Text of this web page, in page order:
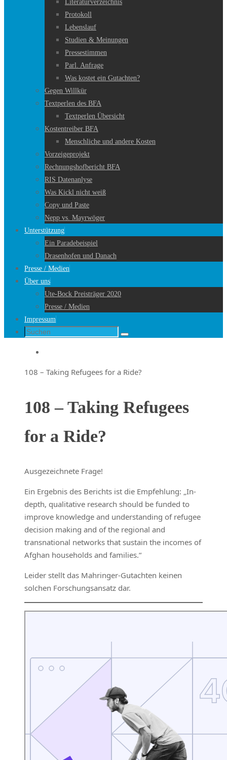
Literaturverzeichnis
Protokoll
Lebenslauf
Studien & Meinungen
Pressestimmen
Parl. Anfrage
Was kostet ein Gutachten?
Gegen Willkür
Textperlen des BFA
Textperlen Übersicht
Kostentreiber BFA
Menschliche und andere Kosten
Vorzeigeprojekt
Rechnungshofbericht BFA
RIS Datenanlyse
Was Kickl nicht weiß
Copy und Paste
Nepp vs. Mayrwöger
Unterstützung
Ein Paradebeispiel
Drasenhofen und Danach
Presse / Medien
Über uns
Ute-Bock Preisträger 2020
Presse / Medien
Impressum
Suche
Suchen
Startseite
108 – Taking Refugees for a Ride?
108 – Taking Refugees
for a Ride?
Ausgezeichnete Frage!
Ein Ergebnis des Berichts ist die Empfehlung: „In-
depth, qualitative research should be funded to
improve knowledge and understanding of refugee
decision making and of the regional and
transnational networks that sustain the incomes of
Afghan households and families.“
Leider stellt das Mahringer-Gutachten keinen
solchen Forschungsansatz dar.